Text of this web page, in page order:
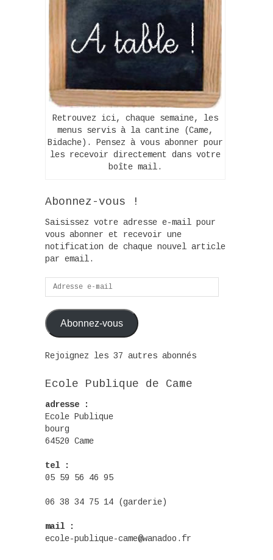
Retrouvez ici, chaque semaine, les
menus servis à la cantine (Came,
Bidache). Pensez à vous abonner pour
les recevoir directement dans votre
boîte mail.
Abonnez-vous !
Saisissez votre adresse e-mail pour
vous abonner et recevoir une
notification de chaque nouvel article
par email.
Adresse
e-
mail
Abonnez-vous
Rejoignez les 37 autres abonnés
Ecole Publique de Came
adresse :
Ecole Publique
bourg
64520 Came
tel :
05 59 56 46 95
06 38 34 75 14 (garderie)
mail :
ecole-publique-came@wanadoo.fr